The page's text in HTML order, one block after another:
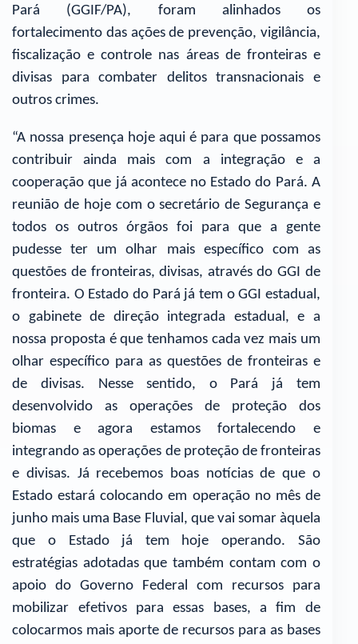
Pará (GGIF/PA), foram alinhados os
fortalecimento das ações de prevenção, vigilância,
fiscalização e controle nas áreas de fronteiras e
divisas para combater delitos transnacionais e
outros crimes.
“A nossa presença hoje aqui é para que possamos
contribuir ainda mais com a integração e a
cooperação que já acontece no Estado do Pará. A
reunião de hoje com o secretário de Segurança e
todos os outros órgãos foi para que a gente
pudesse ter um olhar mais específico com as
questões de fronteiras, divisas, através do GGI de
fronteira. O Estado do Pará já tem o GGI estadual,
o gabinete de direção integrada estadual, e a
nossa proposta é que tenhamos cada vez mais um
olhar específico para as questões de fronteiras e
de divisas. Nesse sentido, o Pará já tem
desenvolvido as operações de proteção dos
biomas e agora estamos fortalecendo e
integrando as operações de proteção de fronteiras
e divisas. Já recebemos boas notícias de que o
Estado estará colocando em operação no mês de
junho mais uma Base Fluvial, que vai somar àquela
que o Estado já tem hoje operando. São
estratégias adotadas que também contam com o
apoio do Governo Federal com recursos para
mobilizar efetivos para essas bases, a fim de
colocarmos mais aporte de recursos para as bases